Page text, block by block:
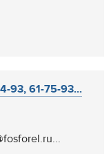
93, 61-75-93...